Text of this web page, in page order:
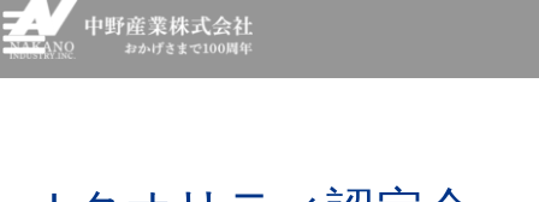
内
容
を
Flyout
Menu